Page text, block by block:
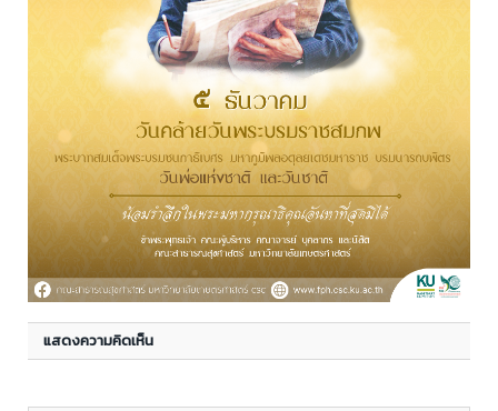
แสดงความคิดเห็น